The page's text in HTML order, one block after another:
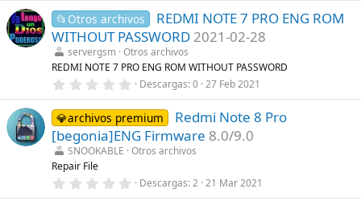
a
(
s
)
0
e
s
t
r
e
l
a
(
s
)
📂Otros archivos
REDMI NOTE 7 PRO ENG ROM
WITHOUT PASSWORD 2021-02-28
servergsm Otros archivos
REDMI NOTE 7 PRO ENG ROM WITHOUT PASSWORD
0
0
e
s
t
l
Descargas 0 27 Feb 2021
💎archivos premium
Redmi Note 8 Pro
[begonia]ENG Firmware 8.0/9.0
SNOOKABLE
Otros archivos
Repair File
0 Descargas 2 21 Mar 2021